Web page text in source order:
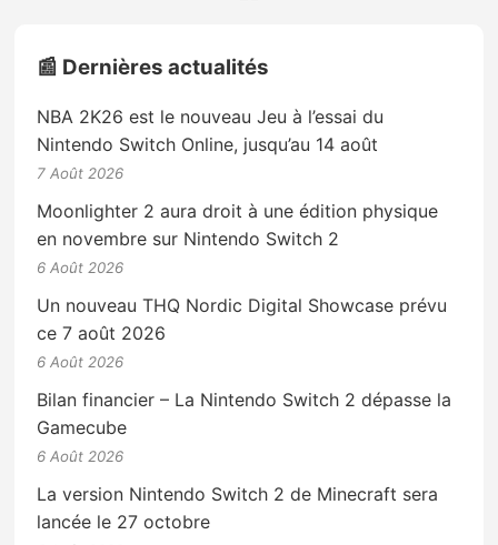
📰 Dernières actualités
NBA 2K26 est le nouveau Jeu à l’essai du
Nintendo Switch Online, jusqu’au 14 août
7 Août 2026
Moonlighter 2 aura droit à une édition physique
en novembre sur Nintendo Switch 2
6 Août 2026
Un nouveau THQ Nordic Digital Showcase prévu
ce 7 août 2026
6 Août 2026
Bilan financier – La Nintendo Switch 2 dépasse la
Gamecube
6 Août 2026
La version Nintendo Switch 2 de Minecraft sera
lancée le 27 octobre